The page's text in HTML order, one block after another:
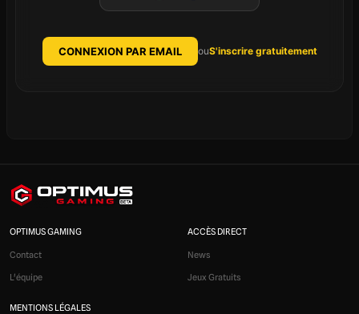
CONNEXION PAR EMAIL ouS'inscrire gratuitement
OPTIMUS GAMING
Contact
L'équipe
ACCÈS DIRECT
News
Jeux Gratuits
MENTIONS LÉGALES